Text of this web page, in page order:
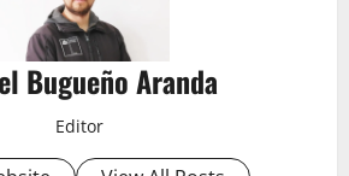
Bugueño Aranda
Editor